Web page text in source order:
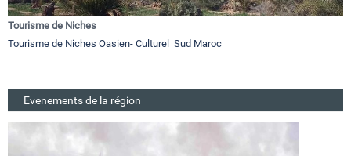
Tourisme de Niches
Tourisme de Niches Oasien- Culturel Sud Maroc
Evenements de la région